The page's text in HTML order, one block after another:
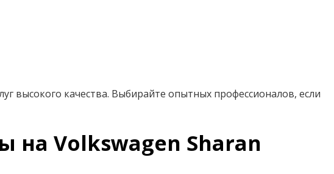
высокого качества. Выбирайте опытных профессионалов, если
Volkswagen Sharan